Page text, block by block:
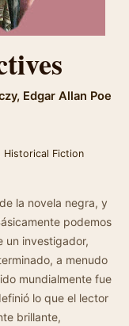
, Edgar Allan Poe
Historical Fiction
la novela negra, y
podemos
un investigador,
a menudo
mundialmente fue
lo que el lector
brillante,